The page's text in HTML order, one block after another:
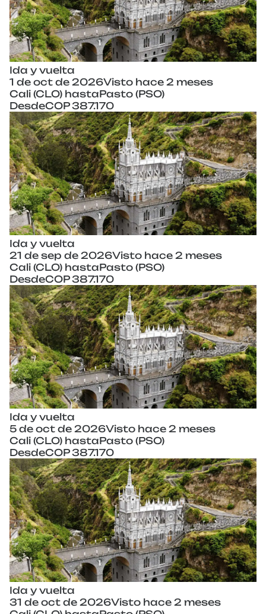
Ida y vuelta
1 de oct de 2026Visto hace 2 meses
Cali (CLO) hastaPasto (PSO)
DesdeCOP 387.170
Ida y vuelta
21 de sep de 2026Visto hace 2 meses
Cali (CLO) hastaPasto (PSO)
DesdeCOP 387.170
Ida y vuelta
5 de oct de 2026Visto hace 2 meses
Cali (CLO) hastaPasto (PSO)
DesdeCOP 387.170
Ida y vuelta
31 de oct de 2026Visto hace 2 meses